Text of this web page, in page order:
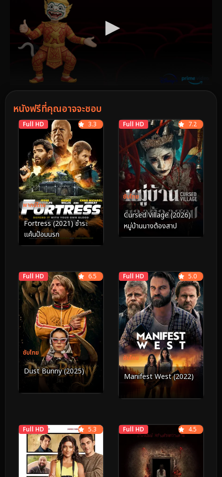
หนังฟรีที่คุณอาจจะชอบ
Full HD
พากย์ไทย
3.3
Fortress (2021) ชำระ
แค้นป้อมนรก
Full HD
ซับไทย
7.2
Cursed Village (2026)
หมู่บ้านนางต้องสาป
Full HD
ซับไทย
6.5
Dust Bunny (2025)
Full HD
ซับไทย
5.0
Manifest West (2022)
Full HD 5.3 Full HD 4.5